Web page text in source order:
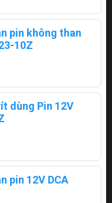
pin không than
10Z
dùng Pin 12V
pin 12V DCA